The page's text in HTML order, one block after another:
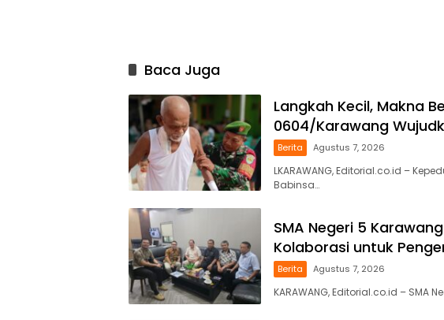
Baca Juga
Langkah Kecil, Makna
0604/Karawang
Berita Agustus 7, 2026
LKARAWANG, Editorial.co.id –
Babinsa…
SMA Negeri 5
Kolaborasi untuk
Berita Agustus 7, 2026
KARAWANG, Editorial.co.id – SMA